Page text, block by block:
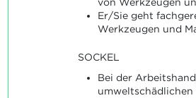
Er/Sie geht
Werkzeugen und
SOCKEL
Bei der
umweltschädlichen